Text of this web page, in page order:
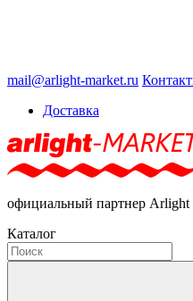
mail@arlight-market.ru
Доставка
официальный партнер Arlight
Каталог